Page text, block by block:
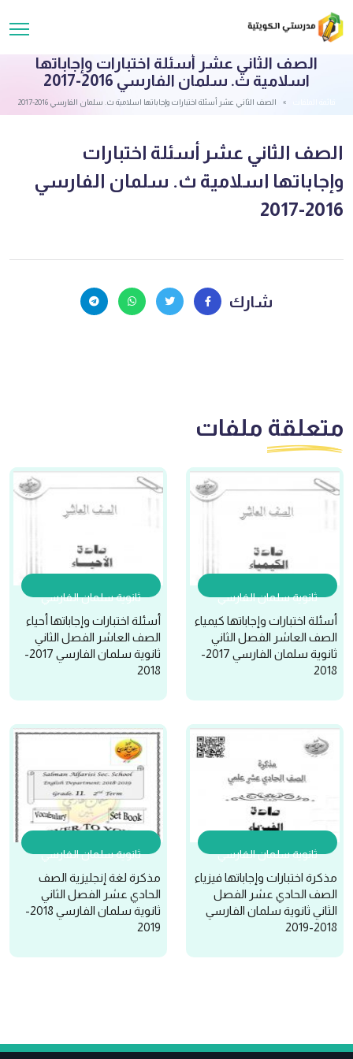
الصف الثاني عشر أسئلة اختبارات وإجاباتها
اسلامية ث. سلمان الفارسي 2016-2017
الصف الثاني عشر أسئلة اختبارات وإجاباتها اسلامية ث. سلمان الفارسي 2016-2017
الصف الثاني عشر أسئلة اختبارات
وإجاباتها اسلامية ث. سلمان الفارسي
2016-2017
شارك
متعلقة ملفات
ثانوية سلمان الفارسي
أسئلة اختبارات وإجاباتها كيمياء
الصف العاشر الفصل الثاني
ثانوية سلمان الفارسي 2017-
2018
ثانوية سلمان الفارسي
أسئلة اختبارات وإجاباتها أحياء
الصف العاشر الفصل الثاني
ثانوية سلمان الفارسي 2017-
2018
ثانوية سلمان الفارسي
مذكرة اختبارات وإجاباتها فيزياء
الصف الحادي عشر الفصل
الثاني ثانوية سلمان الفارسي
2018-2019
ثانوية سلمان الفارسي
مذكرة لغة إنجليزية الصف
الحادي عشر الفصل الثاني
ثانوية سلمان الفارسي 2018-
2019